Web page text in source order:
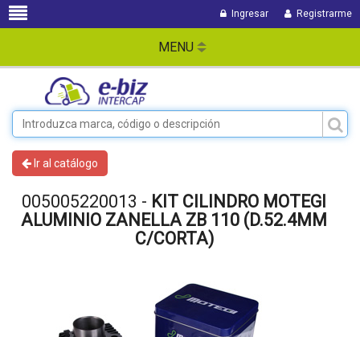
Ingresar Registrarme
MENU
Ir al catálogo
005005220013 - KIT CILINDRO MOTEGI
ALUMINIO ZANELLA ZB 110 (D.52.4MM
C/CORTA)